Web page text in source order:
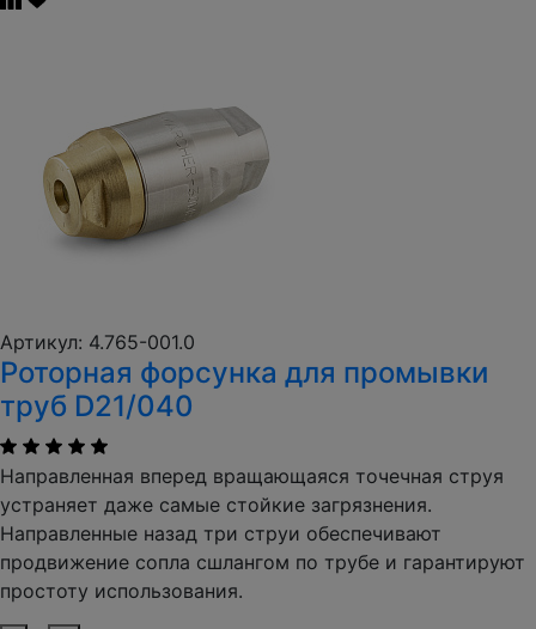
Артикул: 4.765-001.0
Роторная форсунка для промывки
труб D21/040
Направленная вперед вращающаяся точечная струя
устраняет даже самые стойкие загрязнения.
Направленные назад три струи обеспечивают
продвижение сопла сшлангом по трубе и гарантируют
простоту использования.